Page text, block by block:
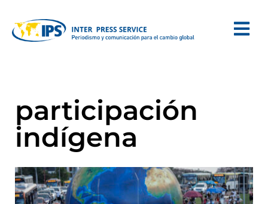
participación
indígena